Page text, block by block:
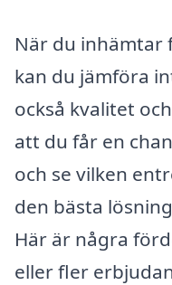
När du
kan du jämföra
också kvalitet
att du får en
och se vilken
den bästa
Här är några
eller fler